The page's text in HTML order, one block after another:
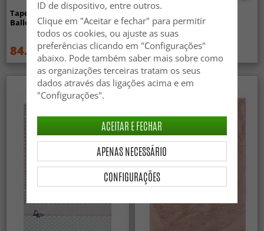
Tapete infantil - Unicorn
Balloon (rosa)
84.99 € 114.99 €
ballerinas (rosa)
59.99 € 99.99 €
ID de dispositivo, entre outros.
Clique em "Aceitar e fechar" para permitir
todos os cookies, ou ajuste as suas
preferências clicando em "Configurações"
abaixo. Pode também saber mais sobre como
as organizações terceiras tratam os seus
dados através das ligações acima e em
"Configurações".
CONFIGURAÇÕES
APENAS NECESSÁRIO
ACEITAR E FECHAR